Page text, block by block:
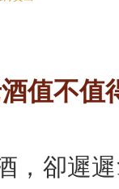
值不值
，卻遲